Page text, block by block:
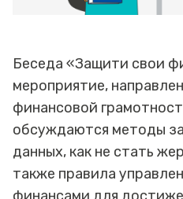
Беседа «Защити свои
мероприятие,
финансовой
обсуждаются методы
данных, как не стать
также правила